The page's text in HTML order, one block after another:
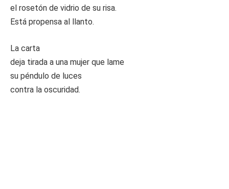
el rosetón de vidrio de su risa.
Está propensa al llanto.
La carta
deja tirada a una mujer que lame
su péndulo de luces
contra la oscuridad.